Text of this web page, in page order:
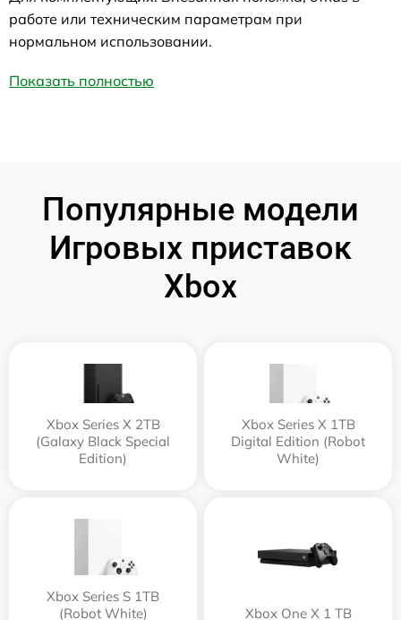
работе или техническим параметрам при
нормальном использовании.
Показать полностью
Популярные модели
Игровых приставок
Xbox
Xbox Series X 2TB
(Galaxy Black Special
Edition)
Xbox Series X 1TB
Digital Edition (Robot
White)
Xbox Series S 1TB
(Robot White)
Xbox One X 1 TB